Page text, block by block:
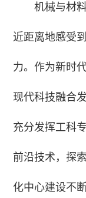
机械与材
近距离地感受
力。作为新时
现代科技融合
充分发挥工科
前沿技术，探
化中心建设不